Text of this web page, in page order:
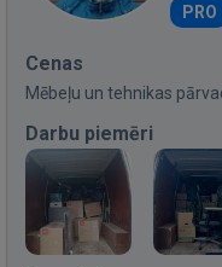
PRO
Cenas
Mēbeļu un tehnikas
Darbu piemēri